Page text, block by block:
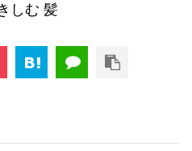
しむ 髪